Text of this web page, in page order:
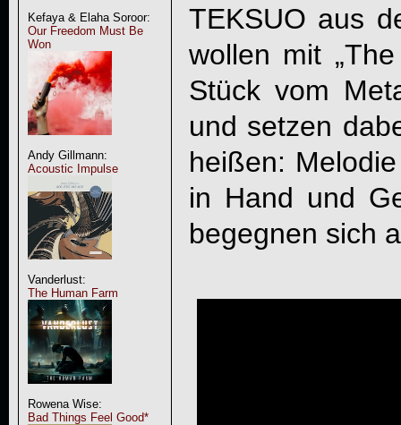
Kefaya & Elaha Soroor:
Our Freedom Must Be
Won
Andy Gillmann:
Acoustic Impulse
Vanderlust:
The Human Farm
Rowena Wise:
Bad Things Feel Good*
TEKSUO aus
wollen mit „
Stück vom
und setzen
heißen:
in Hand und
begegnen sich